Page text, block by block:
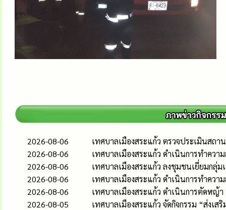
2026-08-06
เทศบาลเมืองสระแก้ว ตรวจประเมินสถ
2026-08-06
เทศบาลเมืองสระแก้ว ดำเนินการทำควา
2026-08-06
เทศบาลเมืองสระแก้ว ลงชุมชนเยี่ยมกลุ่ม
2026-08-06
เทศบาลเมืองสระแก้ว ดำเนินการทำควา
2026-08-06
เทศบาลเมืองสระแก้ว ดำเนินการตัดหญ้า
2026-08-05
เทศบาลเมืองสระแก้ว จัดกิจกรรม “ส่งเ